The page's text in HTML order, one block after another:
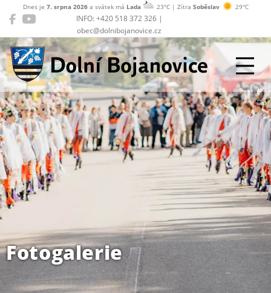
INFO: +420 518 372 326 |
obec@dolnibojanovice.cz
Dnes je 7. srpna 2026a svátek má Lada 23°C | Zítra Soběslav 29°C
Dolní Bojanovice
Fotogalerie